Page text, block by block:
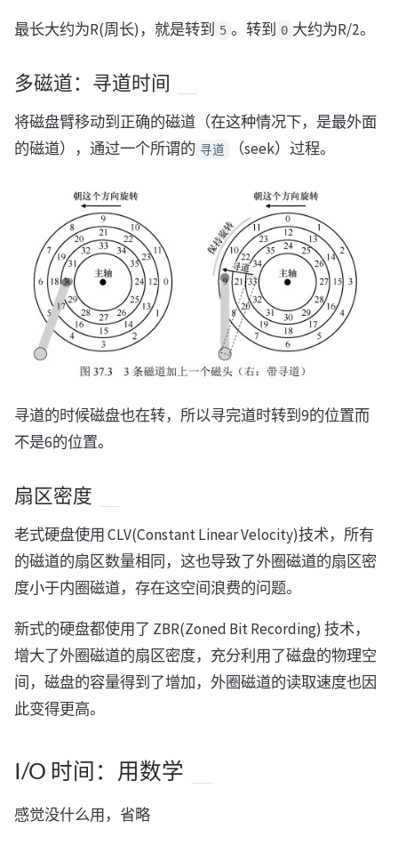
最长大约为R(周长)，就是转到 5 。转到 0 大约为R/2。
多磁道：寻道时间
将磁盘臂移动到正确的磁道（在这种情况下，是最外面
的磁道），通过一个所谓的 寻道 （seek）过程。
寻道的时候磁盘也在转，所以寻完道时转到9的位置而
不是6的位置。
扇区密度
老式硬盘使用 CLV(Constant Linear Velocity)技术，所有
的磁道的扇区数量相同，这也导致了外圈磁道的扇区密
度小于内圈磁道，存在这空间浪费的问题。
新式的硬盘都使用了 ZBR(Zoned Bit Recording) 技术，
增大了外圈磁道的扇区密度，充分利用了磁盘的物理空
间，磁盘的容量得到了增加，外圈磁道的读取速度也因
此变得更高。
I/O 时间：用数学
感觉没什么用，省略